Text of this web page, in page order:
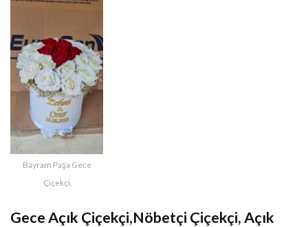
Bayram Paşa Gece
Çiçekçi
Gece Açık Çiçekçi,Nöbetçi Çiçekçi, Açık